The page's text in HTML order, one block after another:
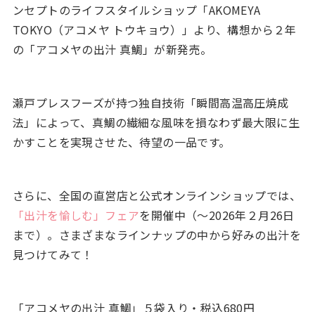
ンセプトのライフスタイルショップ「AKOMEYA
TOKYO（アコメヤ トウキョウ）」より、構想から２年
の「アコメヤの出汁 真鯛」が新発売。
瀬戸プレスフーズが持つ独自技術「瞬間高温高圧焼成
法」によって、真鯛の繊細な風味を損なわず最大限に生
かすことを実現させた、待望の一品です。
さらに、全国の直営店と公式オンラインショップでは、
「出汁を愉しむ」フェアを開催中（～2026年２月26日
まで）。さまざまなラインナップの中から好みの出汁を
見つけてみて！
「アコメヤの出汁 真鯛」５袋入り・税込680円